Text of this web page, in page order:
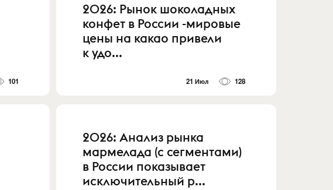
101
2026: Рынок шоколадных
конфет в России -мировые
цены на какао привели
к удо...
21 Июл 128
2026: Анализ рынка
мармелада (с сегментами)
в России показывает
исключительный р...